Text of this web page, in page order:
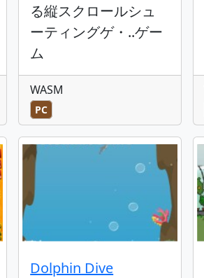
る縦スクロールシュ
ーティングゲ・..ゲー
ム
WASM
PC
Dolphin Dive